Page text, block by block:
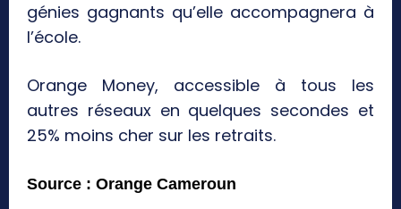
génies gagnants qu’elle accompagnera à
l’école.
Orange Money, accessible à tous les
autres réseaux en quelques secondes et
25% moins cher sur les retraits.
Source : Orange Cameroun